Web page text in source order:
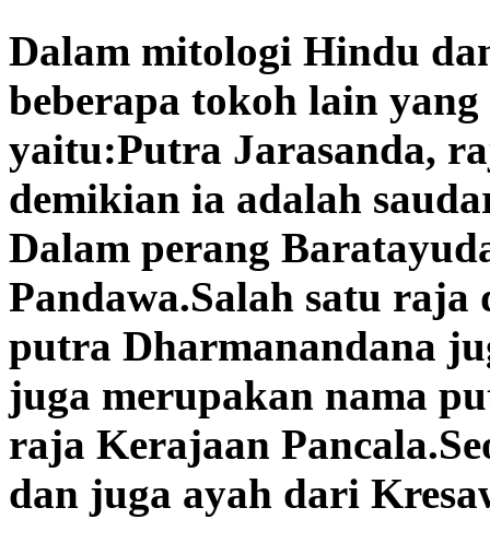
Dalam mitologi Hindu
beberapa tokoh lain yang
yaitu:Putra Jarasanda,
demikian ia adalah
Dalam perang
Pandawa.Salah satu
putra Dharmanandana
juga merupakan nama
raja Kerajaan
dan juga ayah dari